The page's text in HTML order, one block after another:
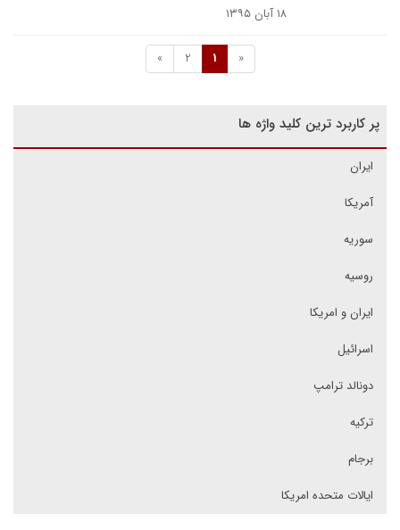
۱۸ آبان ۱۳۹۵
«
1
2
»
پر کاربرد ترین کلید واژه ها
ایران
آمریکا
سوریه
روسیه
ایران و امریکا
اسرائیل
دونالد ترامپ
ترکیه
برجام
ایالات متحده امریکا